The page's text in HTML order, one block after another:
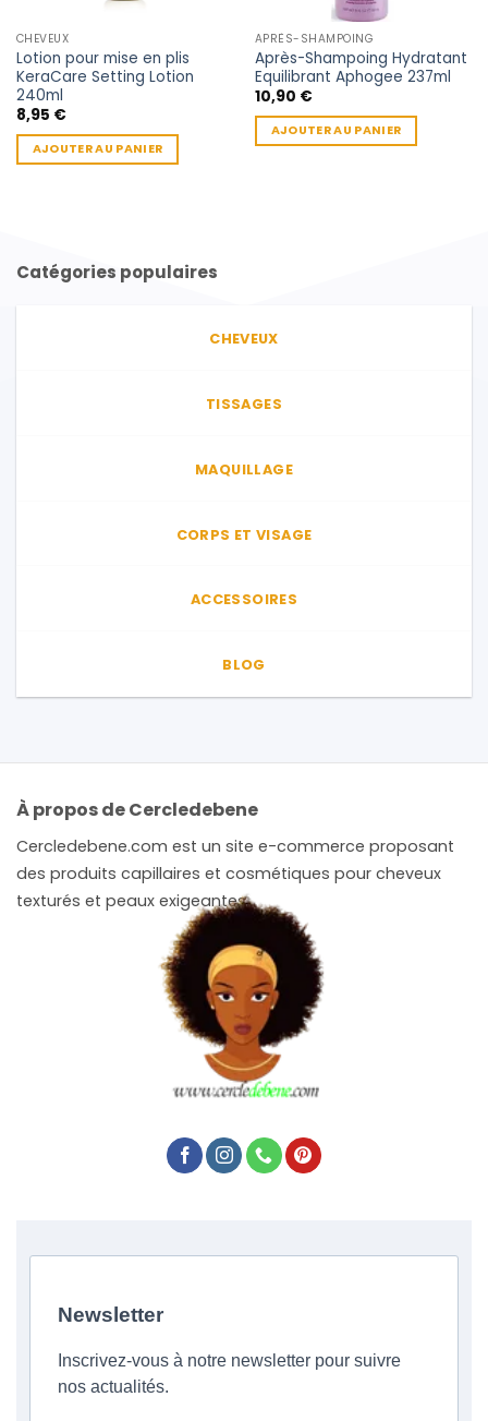
CHEVEUX
Lotion pour mise en plis
KeraCare Setting Lotion
240ml
8,95 €
AJOUTER AU PANIER
APRÈS-SHAMPOING
Après-Shampoing Hydratant
Equilibrant Aphogee 237ml
10,90 €
AJOUTER AU PANIER
Catégories populaires
CHEVEUX
TISSAGES
MAQUILLAGE
CORPS ET VISAGE
ACCESSOIRES
BLOG
À propos de Cercledebene
Cercledebene.com est un site e-commerce proposant
des produits capillaires et cosmétiques pour cheveux
texturés et peaux exigeantes.
Newsletter
Inscrivez-vous à notre newsletter pour suivre
nos actualités.